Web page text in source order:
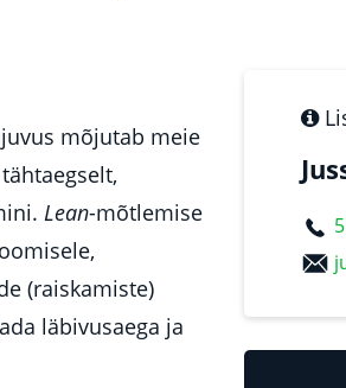
mõjutab meie
Lean-mõtlemise
(raiskamiste)
läbivusaega ja